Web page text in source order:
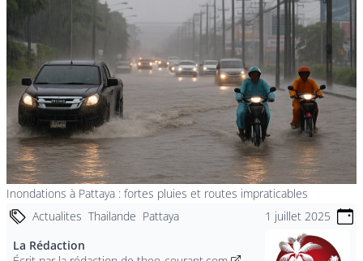
Inondations à Pattaya : fortes pluies et routes impraticables
Actualites Thailande Pattaya
1 juillet 2025
La Rédaction